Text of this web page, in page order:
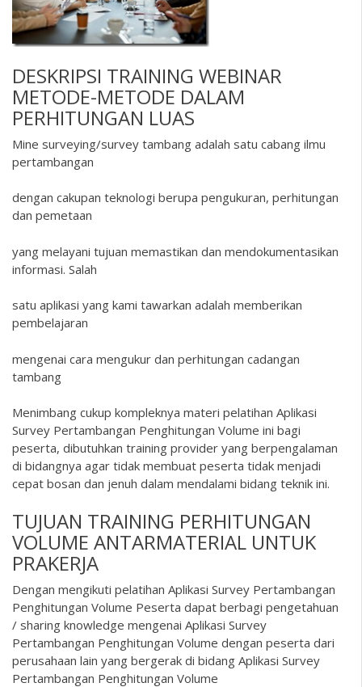
DESKRIPSI TRAINING WEBINAR
METODE-METODE DALAM
PERHITUNGAN LUAS
Mine surveying/survey tambang adalah satu cabang ilmu
pertambangan
dengan cakupan teknologi berupa pengukuran, perhitungan
dan pemetaan
yang melayani tujuan memastikan dan mendokumentasikan
informasi. Salah
satu aplikasi yang kami tawarkan adalah memberikan
pembelajaran
mengenai cara mengukur dan perhitungan cadangan
tambang
Menimbang cukup kompleknya materi pelatihan Aplikasi
Survey Pertambangan Penghitungan Volume ini bagi
peserta, dibutuhkan training provider yang berpengalaman
di bidangnya agar tidak membuat peserta tidak menjadi
cepat bosan dan jenuh dalam mendalami bidang teknik ini.
TUJUAN TRAINING PERHITUNGAN
VOLUME ANTARMATERIAL UNTUK
PRAKERJA
Dengan mengikuti pelatihan Aplikasi Survey Pertambangan
Penghitungan Volume Peserta dapat berbagi pengetahuan
/ sharing knowledge mengenai Aplikasi Survey
Pertambangan Penghitungan Volume dengan peserta dari
perusahaan lain yang bergerak di bidang Aplikasi Survey
Pertambangan Penghitungan Volume